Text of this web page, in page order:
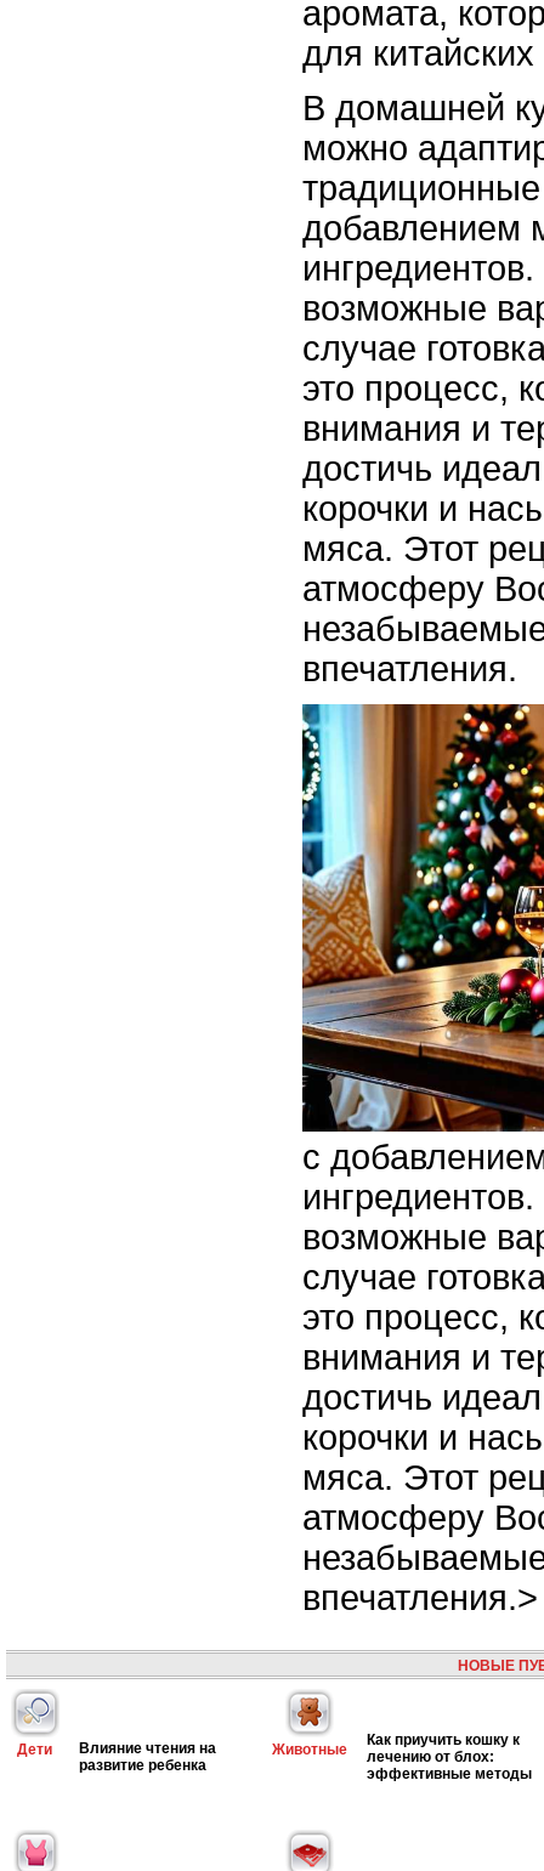
аромата,
для
В домашней
можно
добавлением
возможные
случае
это процесс,
внимания и
достичь
корочки и
мяса. Этот
атмосферу
впечатления.
с
возможные
случае
это процесс,
внимания и
достичь
корочки и
мяса. Этот
атмосферу
впечатления.>
НОВЫЕ
Дети
Влияние чтения на
развитие ребенка
Животные
Как приучить кошку к
лечению от блох:
эффективные методы